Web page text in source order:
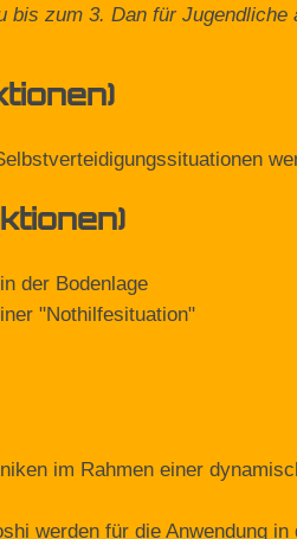
zum 3. Dan für
der Bodenlage
"Nothilfesituation"
im Rahmen einer
werden für die Anwendung